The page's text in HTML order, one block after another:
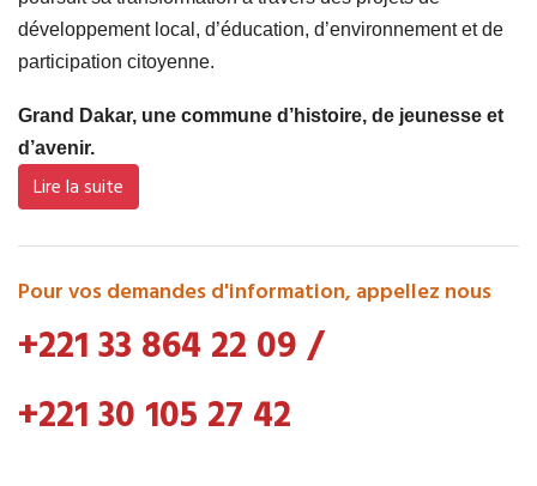
développement local, d’éducation, d’environnement et de
participation citoyenne.
Grand Dakar, une commune d’histoire, de jeunesse et
d’avenir.
Lire la suite
Pour vos demandes d'information, appellez nous
+221 33 864 22 09/
+221 30 105 27 42